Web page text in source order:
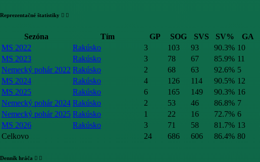
Reprezentačné štatistiky
Sezóna Tím GP SOG SVS SV% GA
MS 2022
Rakúsko 3 103 93 90.3% 10
MS 2023
Rakúsko 3 78 67 85.9% 11
Nemecký pohár 2022 Rakúsko 2 68 63 92.6% 5
MS 2024
Rakúsko 4 126 114 90.5% 12
MS 2025
Rakúsko 6 165 149 90.3% 16
Nemecký pohár 2024 Rakúsko 2 53 46 86.8% 7
Nemecký pohár 2025 Rakúsko 1 22 16 72.7% 6
MS 2026
Rakúsko 3 71 58 81.7% 13
Celkovo
24 686 606 86.4% 80
Denník hráča